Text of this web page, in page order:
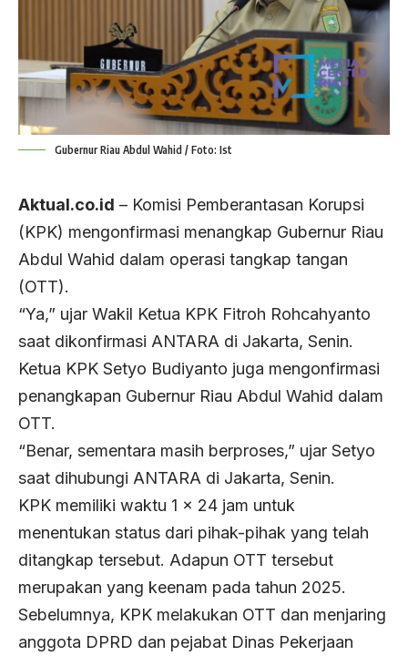
Gubernur Riau Abdul Wahid / Foto: Ist
Aktual.co.id – Komisi Pemberantasan Korupsi
(KPK) mengonfirmasi menangkap Gubernur Riau
Abdul Wahid dalam operasi tangkap tangan
(OTT).
“Ya,” ujar Wakil Ketua KPK Fitroh Rohcahyanto
saat dikonfirmasi ANTARA di Jakarta, Senin.
Ketua KPK Setyo Budiyanto juga mengonfirmasi
penangkapan Gubernur Riau Abdul Wahid dalam
OTT.
“Benar, sementara masih berproses,” ujar Setyo
saat dihubungi ANTARA di Jakarta, Senin.
KPK memiliki waktu 1 x 24 jam untuk
menentukan status dari pihak-pihak yang telah
ditangkap tersebut. Adapun OTT tersebut
merupakan yang keenam pada tahun 2025.
Sebelumnya, KPK melakukan OTT dan menjaring
anggota DPRD dan pejabat Dinas Pekerjaan